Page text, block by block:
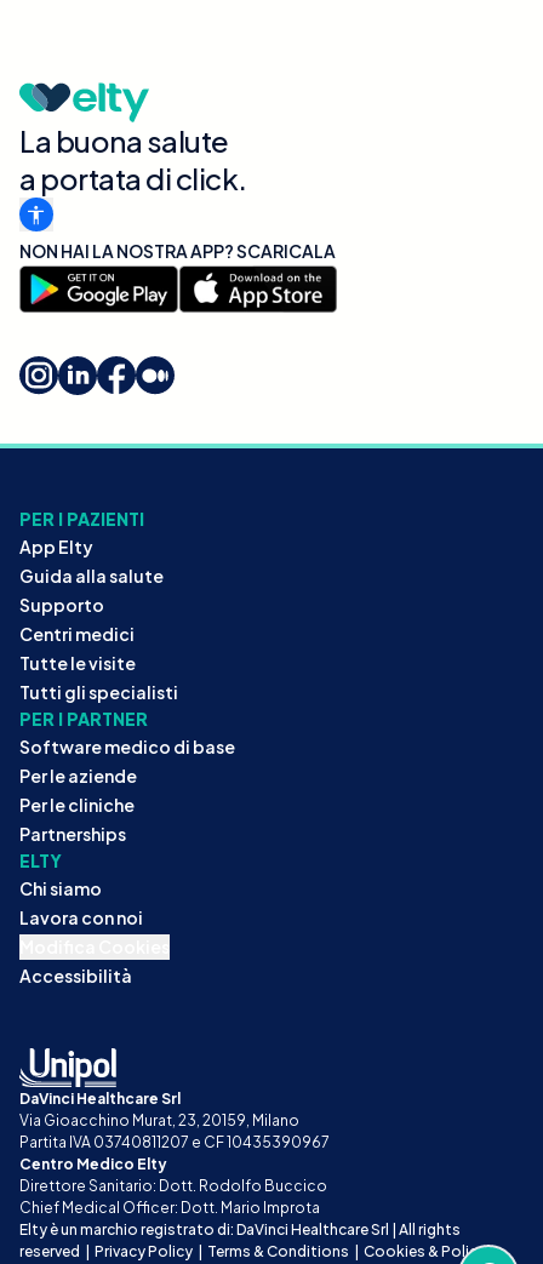
La buona salute
a portata di click.
NON HAI LA NOSTRA APP? SCARICALA
PER I PAZIENTI
App Elty
Guida alla salute
Supporto
Centri medici
Tutte le visite
Tutti gli specialisti
PER I PARTNER
Software medico di base
Per le aziende
Per le cliniche
Partnerships
ELTY
Chi siamo
Lavora con noi
Accessibilità
DaVinci Healthcare Srl
Via Gioacchino Murat, 23, 20159, Milano
Partita IVA 03740811207 e CF 10435390967
Centro Medico Elty
Direttore Sanitario: Dott. Rodolfo Buccico
Chief Medical Officer: Dott. Mario Improta
Elty è un marchio registrato di: DaVinci Healthcare Srl | All rights
reserved | Privacy Policy | Terms & Conditions | Cookies & Policy